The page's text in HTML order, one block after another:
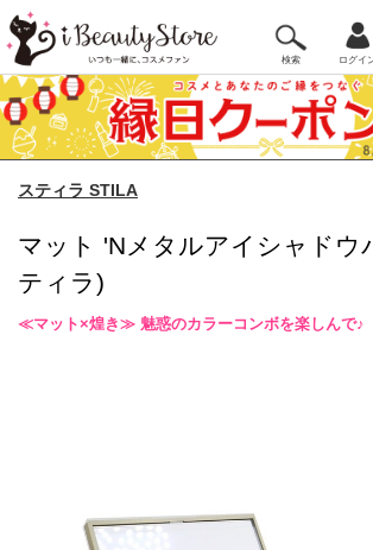
検索 ログイ
スティラ STILA
マット 'Nメタルアイシャドウ
ティラ)
≪マット×煌き≫ 魅惑のカラーコンボを楽しんで♪